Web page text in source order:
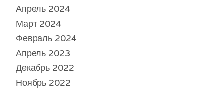
Апрель 2024
Март 2024
Февраль 2024
Апрель 2023
Декабрь 2022
Ноябрь 2022